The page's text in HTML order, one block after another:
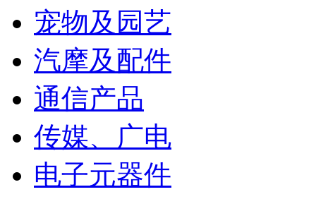
宠物及园艺
汽摩及配件
通信产品
传媒、广电
电子元器件